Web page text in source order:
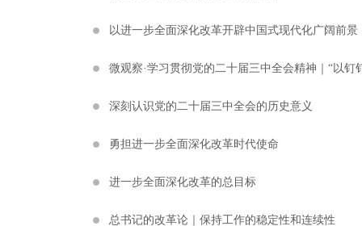
以进一步全面深化改革开辟中国式现代化广阔前景
微观察·学习贯彻党的二十届三中全会精神｜“以钉
深刻认识党的二十届三中全会的历史意义
勇担进一步全面深化改革时代使命
进一步全面深化改革的总目标
总书记的改革论｜保持工作的稳定性和连续性